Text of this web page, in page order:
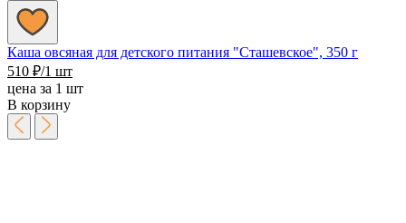
Каша овсяная для детского питания "Сташевское", 350 г
510 ₽/1 шт
цена за 1 шт
В корзину